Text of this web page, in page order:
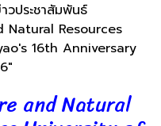
วประชาสัมพันธ์
Resources
16th Anniversary
and Natural